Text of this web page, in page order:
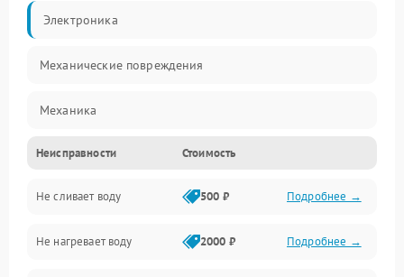
Электроника
Механические повреждения
Механика
Управление
Электропитание
Датчики
Неисправности Стоимость
Не сливает воду 500 ₽ Подробнее →
Не нагревает воду 2000 ₽ Подробнее →